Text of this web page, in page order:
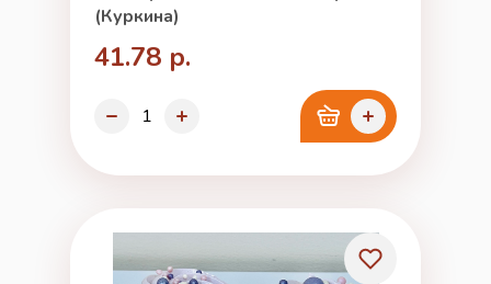
(Куркина)
41.78 р.